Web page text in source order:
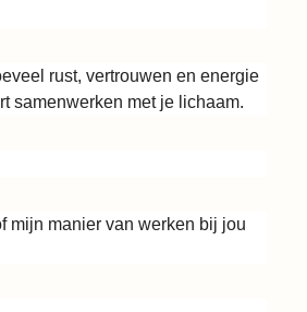
rust, vertrouwen en energie
samenwerken met je lichaam.
mijn manier van werken bij jou